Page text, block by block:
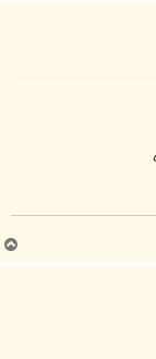
ب
ا